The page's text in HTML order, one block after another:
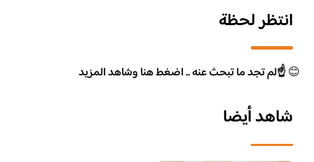
انتظر لحظة
😊☝️لم تجد ما تبحث عنه .. اضغط هنا وشاهد المزيد
شاهد أيضا